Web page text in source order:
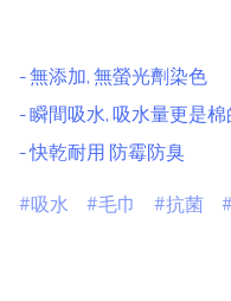
- 無添加, 無螢光劑染色
- 瞬間吸水, 吸水量更是棉
- 快乾耐用 防霉防臭
吸水 毛巾 抗菌